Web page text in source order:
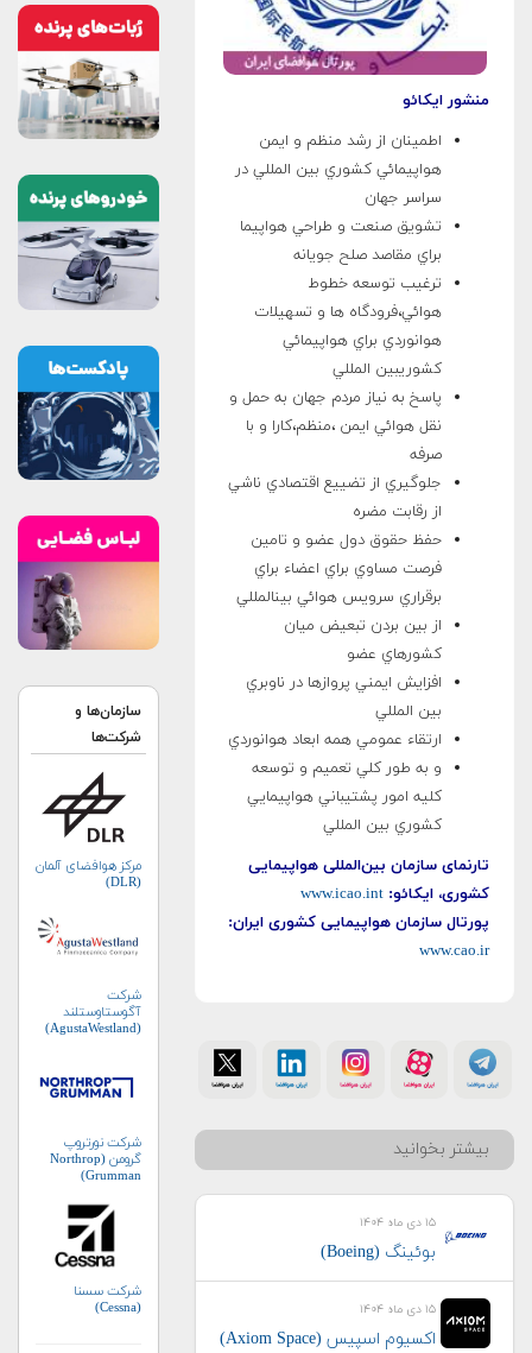
منشور ايكائو
اطمينان از رشد منظم و ايمن
هواپيمائي كشوري بين المللي در
سراسر جهان
تشويق صنعت و طراحي هواپيما
براي مقاصد صلح جويانه
ترغيب توسعه خطوط
هوائي،فرودگاه ها و تسهيلات
هوانوردي براي هواپيمائي
كشوريبين المللي
پاسخ به نياز مردم جهان به حمل و
نقل هوائي ايمن ،منظم،كارا و با
صرفه
جلوگيري از تضييع اقتصادي ناشي
از رقابت مضره
حفظ حقوق دول عضو و تامين
فرصت مساوي براي اعضاء براي
برقراري سرويس هوائي بينالمللي
از بين بردن تبعيض ميان
كشورهاي عضو
افزايش ايمني پروازها در ناوبري
بين المللي
ارتقاء عمومي همه ابعاد هوانوردي
و به طور كلي تعميم و توسعه
كليه امور پشتيباني هواپيمایي
كشوري بين المللي
تارنمای سازمان بین‌المللی هواپیمایی
کشوری، ایکائو: www.icao.int
پورتال سازمان هواپیمایی کشوری ایران:
www.cao.ir
بیشتر بخوانید
۱۵ دی ماه ۱۴۰۴
بوئینگ (Boeing)
۱۵ دی ماه ۱۴۰۴
اکسیوم اسپیس (Axiom Space)
سازمان‌ها و
شرکت‌ها
مرکز هوافضای آلمان
(DLR)
شرکت
آگوستاوستلند
(AgustaWestland)
شرکت نورتروپ
گرومن (Northrop
Grumman)
شرکت سسنا
(Cessna)